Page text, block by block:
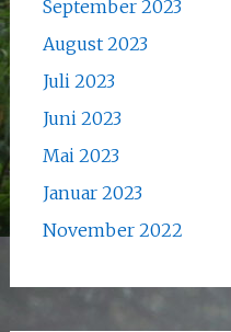
September 2023
August 2023
Juli 2023
Juni 2023
Mai 2023
Januar 2023
November 2022